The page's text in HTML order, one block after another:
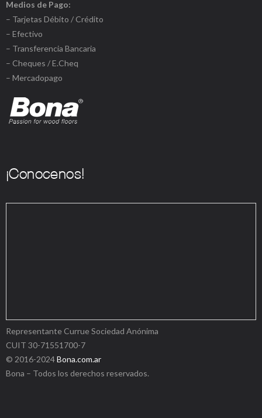
Medios de Pago:
– Tarjetas Débito / Crédito
– Efectivo
– Transferencia Bancaria
– Cheques / E.Cheq
– Mercadopago
¡Conocenos!
Representante Currue Sociedad Anónima
CUIT 30-71551700-7
© 2016-2024Bona.com.ar
Bona – Todos los derechos reservados.